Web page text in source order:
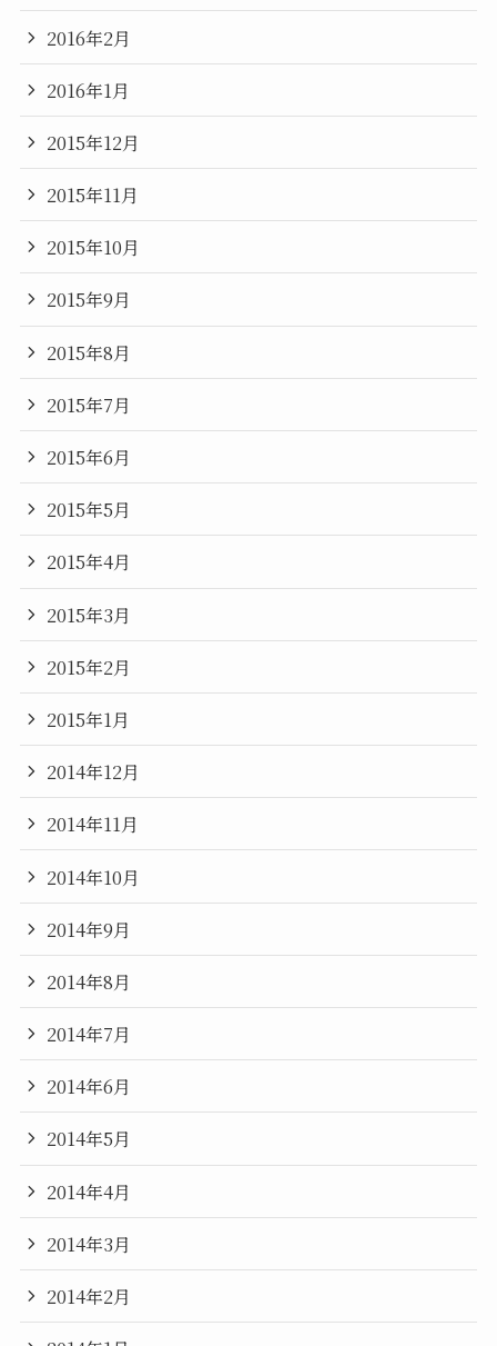
2016年2月
2016年1月
2015年12月
2015年11月
2015年10月
2015年9月
2015年8月
2015年7月
2015年6月
2015年5月
2015年4月
2015年3月
2015年2月
2015年1月
2014年12月
2014年11月
2014年10月
2014年9月
2014年8月
2014年7月
2014年6月
2014年5月
2014年4月
2014年3月
2014年2月